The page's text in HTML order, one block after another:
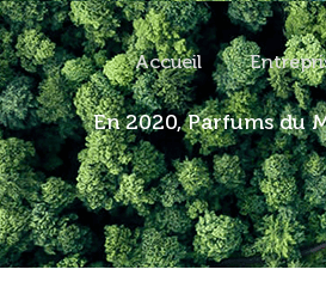
Main
navigation
Accueil
En 2020, Parfums du